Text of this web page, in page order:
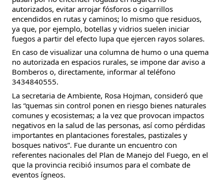
autorizados, evitar arrojar fósforos o cigarrillos
encendidos en rutas y caminos; lo mismo que residuos,
ya que, por ejemplo, botellas y vidrios suelen iniciar
fuegos a partir del efecto lupa que ejercen rayos solares.
En caso de visualizar una columna de humo o una quema
no autorizada en espacios rurales, se impone dar aviso a
Bomberos o, directamente, informar al teléfono
3434840555.
La secretaria de Ambiente, Rosa Hojman, consideró que
las “quemas sin control ponen en riesgo bienes naturales
comunes y ecosistemas; a la vez que provocan impactos
negativos en la salud de las personas, así como pérdidas
importantes en plantaciones forestales, pastizales y
bosques nativos”. Fue durante un encuentro con
referentes nacionales del Plan de Manejo del Fuego, en el
que la provincia recibió insumos para el combate de
eventos ígneos.